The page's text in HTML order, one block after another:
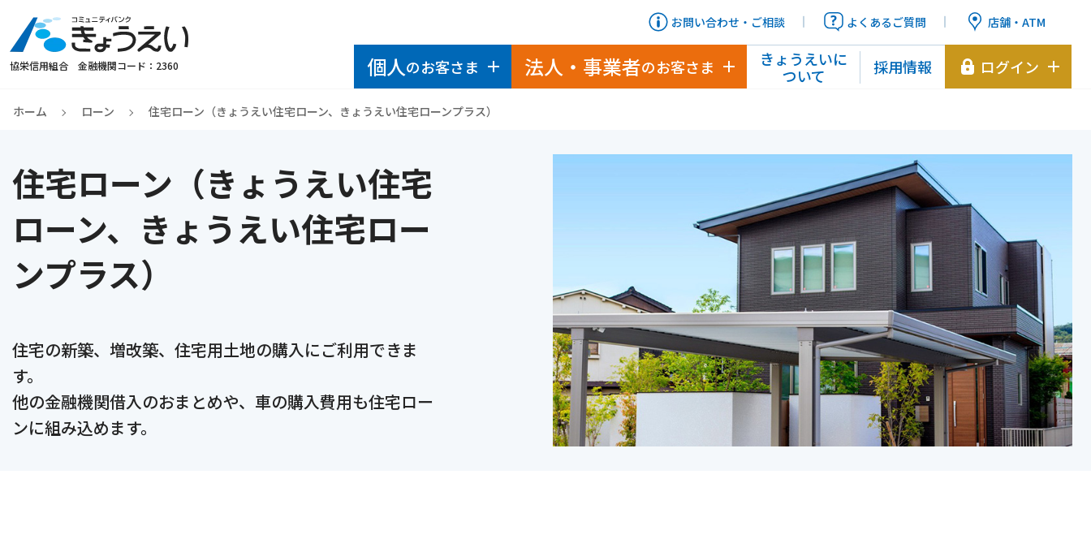
協栄信用組合 金融機関コード：2360
お問い合わせ・ご相談 よくあるご質問 店舗・ATM
個人のお客さま 法人・事業者のお客さま
きょうえいに
ついて
採用情報 ログイン
ホーム ローン 住宅ローン（きょうえい住宅ローン、きょうえい住宅ローンプラス）
住宅ローン（きょうえい住宅
ローン、きょうえい住宅ロー
ンプラス）
住宅の新築、増改築、住宅用土地の購入にご利用できま
す。
他の金融機関借入のおまとめや、車の購入費用も住宅ロー
ンに組み込めます。